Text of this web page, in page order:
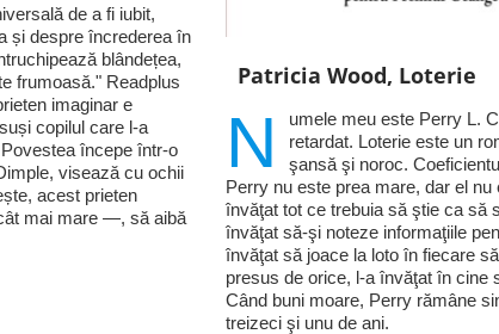
de a fi iubit,
și despre încrederea în
blândețea,
frumoasă." Readplus
imaginar e
copilul care l-a
începe într-o
visează cu ochii
acest prieten
mai mare —, să aibă
Patricia Wood, Loterie
N
umele meu este Perry L.
retardat. Loterie este un
şansă şi noroc.
Perry nu este prea mare, dar el nu
învăţat tot ce trebuia să ştie ca să
învăţat să-şi noteze informaţiile
învăţat să joace la loto în fiecare
presus de orice, l-a învăţat în cine
Când buni moare, Perry rămâne
treizeci şi unu de ani.